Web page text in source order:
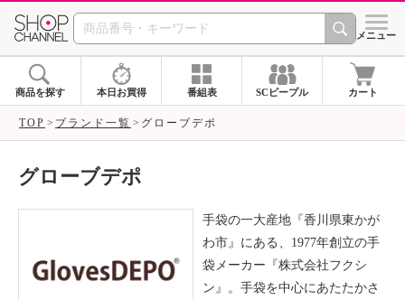
SHOP CHANNEL ショッ
メニュー
商品を探す 本日お買得 番組表 SCピープル カート
TOP ブランド一覧 グローブデポ
グローブデポ
手袋の一大産地『香川県東かが
わ市』にある、1977年創立の手
袋メーカー『株式会社フクシ
ン』。手袋を中心にあたたかさ